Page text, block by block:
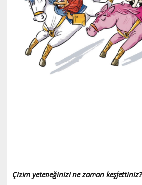
Çizim yeteneğinizi ne zaman keşfettiniz?